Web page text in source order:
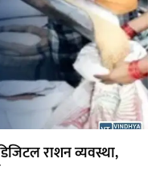
राशन व्यवस्था,